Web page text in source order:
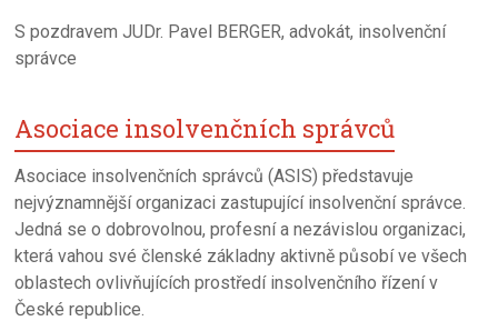
S pozdravem JUDr. Pavel BERGER, advokát, insolvenční
správce
Asociace insolvenčních správců
Asociace insolvenčních správců (ASIS) představuje
nejvýznamnější organizaci zastupující insolvenční správce.
Jedná se o dobrovolnou, profesní a nezávislou organizaci,
která vahou své členské základny aktivně působí ve všech
oblastech ovlivňujících prostředí insolvenčního řízení v
České republice.